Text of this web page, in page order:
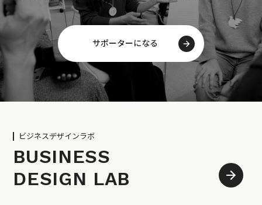
サポーターになる
ビジネスデザインラボ
BUSINESS
DESIGN LAB